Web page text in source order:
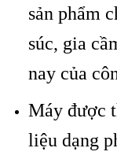
sản phẩm
súc, gia
nay của
Máy được
liệu dạng